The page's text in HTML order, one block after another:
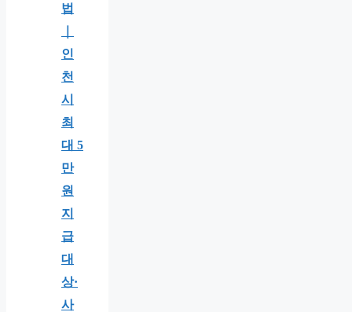
법
인
천
시
최
대 5
만
원
지
급
대
상·
사